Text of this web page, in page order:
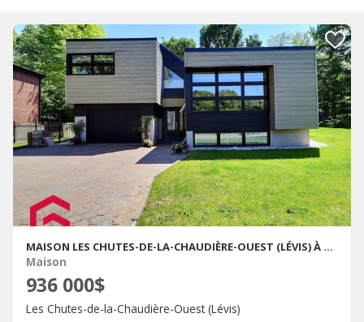
MAISON LES CHUTES-DE-LA-CHAUDIÈRE-OUEST (LÉVIS) À VENDRE
Maison
936 000$
Les Chutes-de-la-Chaudière-Ouest (Lévis)